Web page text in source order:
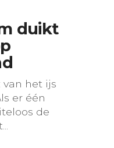
duikt
het ijs
er één
de